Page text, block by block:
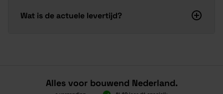
Wat is de actuele levertijd?
Alles voor bouwend Nederland.